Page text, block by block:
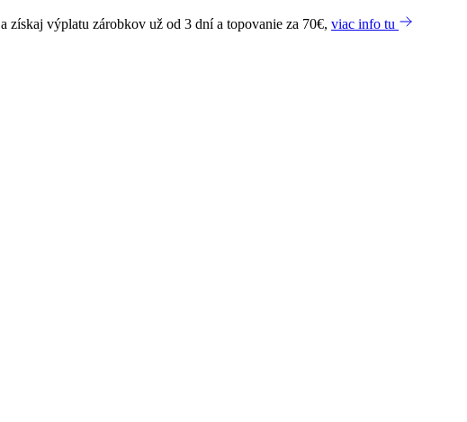
a získaj výplatu zárobkov už od 3 dní a topovanie za 70€, viac info tu